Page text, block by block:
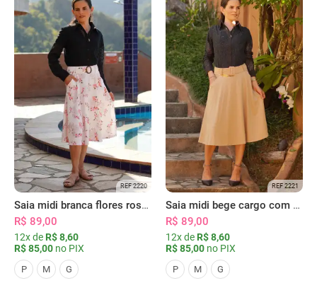
REF 2220
Saia midi branca flores rosas com bolsos
R$ 89,00
12x de R$ 8,60
R$ 85,00 no PIX
P M G
REF 2221
Saia midi bege cargo com bolsos
R$ 89,00
12x de R$ 8,60
R$ 85,00 no PIX
P M G